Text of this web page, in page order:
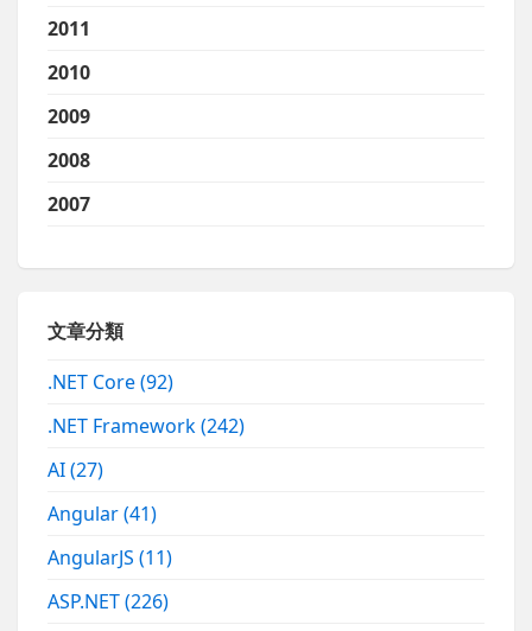
2011
2010
2009
2008
2007
文章分類
.NET Core(92)
.NET Framework(242)
AI(27)
Angular(41)
AngularJS(11)
ASP.NET(226)